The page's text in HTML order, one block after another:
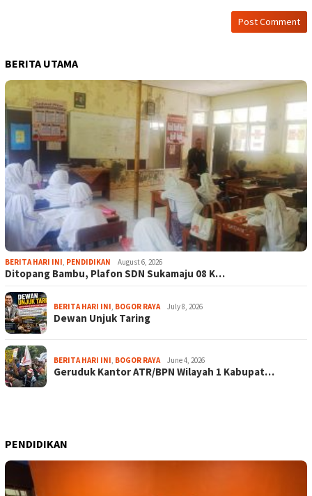
BERITA UTAMA
BERITA HARI INI, PENDIDIKAN August 6, 2026
Ditopang Bambu, Plafon SDN Sukamaju 08 K…
BERITA HARI INI, BOGOR RAYA July 8, 2026
Dewan Unjuk Taring
BERITA HARI INI, BOGOR RAYA June 4, 2026
Geruduk Kantor ATR/BPN Wilayah 1 Kabupat…
PENDIDIKAN